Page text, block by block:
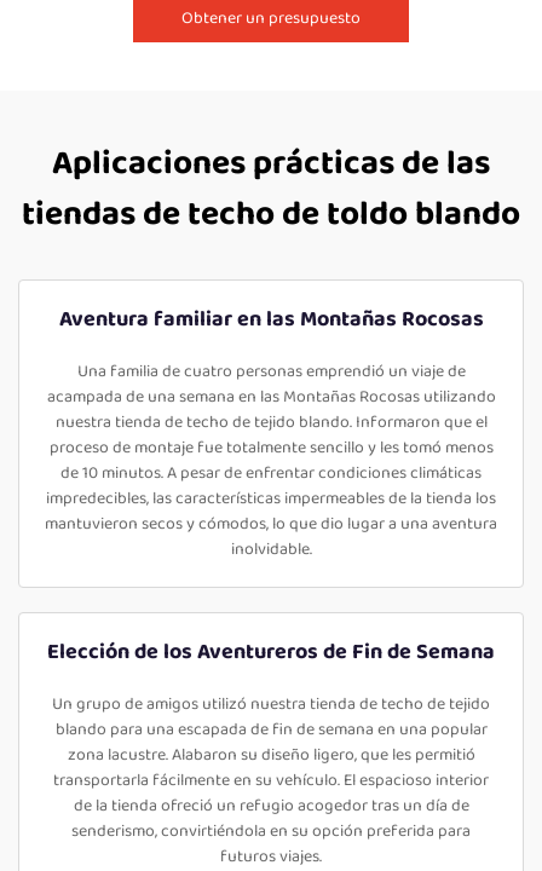
Obtener un presupuesto
Aplicaciones prácticas de las
tiendas de techo de toldo blando
Aventura familiar en las Montañas Rocosas
Una familia de cuatro personas emprendió un viaje de
acampada de una semana en las Montañas Rocosas utilizando
nuestra tienda de techo de tejido blando. Informaron que el
proceso de montaje fue totalmente sencillo y les tomó menos
de 10 minutos. A pesar de enfrentar condiciones climáticas
impredecibles, las características impermeables de la tienda los
mantuvieron secos y cómodos, lo que dio lugar a una aventura
inolvidable.
Elección de los Aventureros de Fin de Semana
Un grupo de amigos utilizó nuestra tienda de techo de tejido
blando para una escapada de fin de semana en una popular
zona lacustre. Alabaron su diseño ligero, que les permitió
transportarla fácilmente en su vehículo. El espacioso interior
de la tienda ofreció un refugio acogedor tras un día de
senderismo, convirtiéndola en su opción preferida para
futuros viajes.